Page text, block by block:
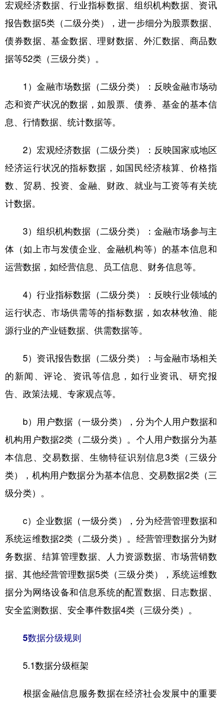
宏观经济数据、行业指标数据、组织机构数据、资讯
报告数据5类（二级分类），进一步细分为股票数据、
债券数据、基金数据、理财数据、外汇数据、商品数
据等52类（三级分类）。
1）金融市场数据（二级分类）：反映金融市场动
态和资产状况的数据，如股票、债券、基金的基本信
息、行情数据、统计数据等。
2）宏观经济数据（二级分类）：反映国家或地区
经济运行状况的指标数据，如国民经济核算、价格指
数、贸易、投资、金融、财政、就业与工资等有关统
计数据。
3）组织机构数据（二级分类）：金融市场参与主
体（如上市与发债企业、金融机构等）的基本信息和
运营数据，如经营信息、员工信息、财务信息等。
4）行业指标数据（二级分类）：反映行业领域的
运行状态、市场供需等的指标数据，如农林牧渔、能
源行业的产业链数据、供需数据等。
5）资讯报告数据（二级分类）：与金融市场相关
的新闻、评论、资讯等信息，如行业资讯、研究报
告、政策法规、专家观点等。
b）用户数据（一级分类），分为个人用户数据和
机构用户数据2类（二级分类）。个人用户数据分为基
本信息、交易数据、生物特征识别信息3类（三级分
类），机构用户数据分为基本信息、交易数据2类（三
级分类）。
c）企业数据（一级分类），分为经营管理数据和
系统运维数据2类（二级分类）。经营管理数据分为财
务数据、结算管理数据、人力资源数据、市场营销数
据、其他经营管理数据5类（三级分类），系统运维数
据分为网络设备和信息系统的配置数据、日志数据、
安全监测数据、安全事件数据4类（三级分类）。
5数据分级规则
5.1数据分级框架
根据金融信息服务数据在经济社会发展中的重要